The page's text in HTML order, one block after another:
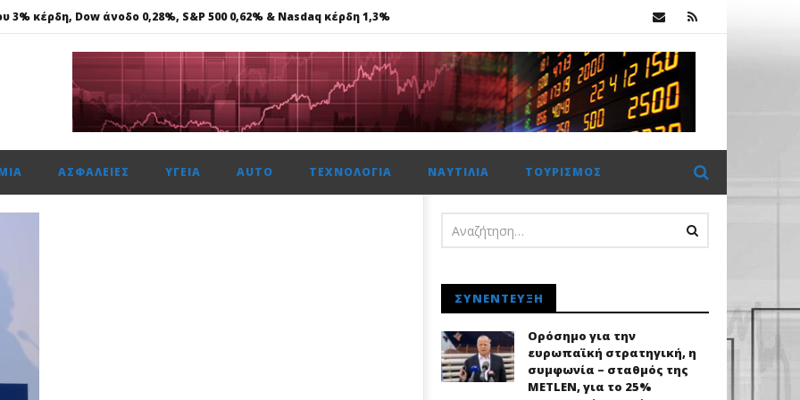
3% κέρδη, Dow άνοδο 0,28%, S&P 500 0,62% & Nasdaq κέρδη 1,3%
Πέμπτο σερί κλείσιμο πάνω από τις 2.600 μονάδες για το Χρηματιστήριο Αθηνών με ώθηση από το εξωτερικό
με 11 πολλαπλές διακρίσεις, στα Loyalty Awards 2026
3% κέρδη, Dow άνοδο 0,28%, S&P 500 0,62% & Nasdaq κέρδη 1,3%
ΑΣΦΆΛΕΙΕΣ ΥΓΕΊΑ AUTO ΤΕΧΝΟΛΟΓΊΑ ΝΑΥΤΙΛΊΑ ΤΟΥΡΙΣΜΌΣ
ΣΥΝΈΝΤΕΥΞΗ
Ορόσημο για την
ευρωπαϊκή στρατηγική, η
συμφωνία – σταθμός της
METLEN, για το 25%